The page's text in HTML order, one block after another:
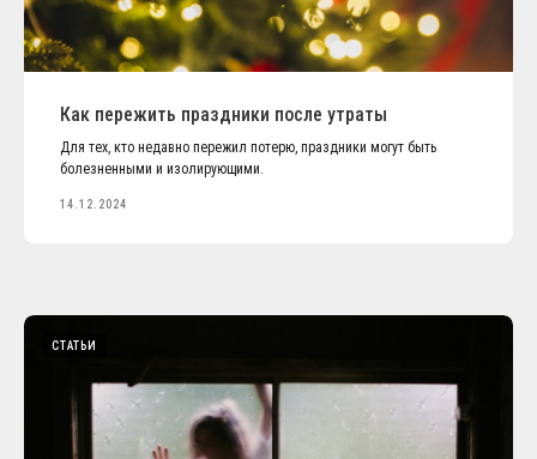
Как пережить праздники после утраты
Для тех, кто недавно пережил потерю, праздники могут быть
болезненными и изолирующими.
14.12.2024
СТАТЬИ